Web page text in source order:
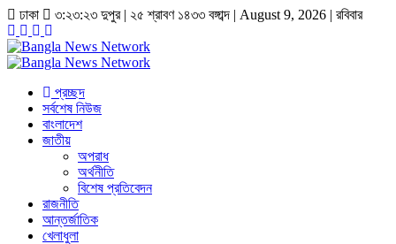
ঢাকা ৩:২৩:২৩ দুপুর| ২৫ শ্রাবণ ১৪৩৩ বঙ্গাব্দ | August 9, 2026 | রবিবার
প্রচ্ছদ
সর্বশেষ নিউজ
বাংলাদেশ
জাতীয়
অপরাধ
অর্থনীতি
বিশেষ প্রতিবেদন
রাজনীতি
আন্তর্জাতিক
খেলাধুলা